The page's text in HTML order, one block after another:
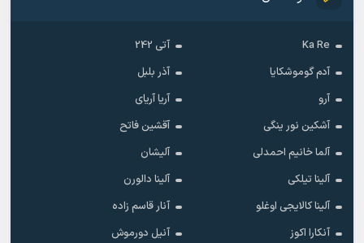
Ka Re
آتی 242
آدم گوموشکایا
آذر بلبل
آرو
آریا آریای
آشکین نور ینگی
آقشین فاتح
آلما خانیم احمدلی
آلیشان
آلینا تیلکی
آلینا دالورن
آلینا کالایجی اوغلو
آنار قاسم زاده
آنکارا اکوز
آنیل دورموش